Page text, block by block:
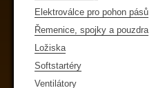
Elektroválce pro pohon pásů
Řemenice, spojky a pouzdra
Ložiska
Softstartéry
Ventilátory